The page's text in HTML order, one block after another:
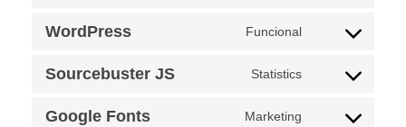
WordPress Funcional
Sourcebuster JS Statistics
Google Fonts Marketing